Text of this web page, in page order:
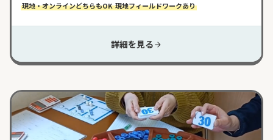
現地・オンラインどちらもOK 現地フィールドワークあり
詳細を見る